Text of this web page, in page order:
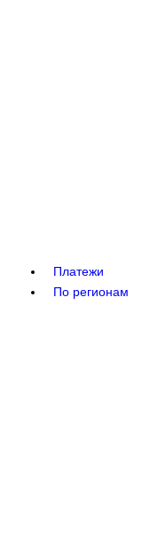
Платежи
По регионам